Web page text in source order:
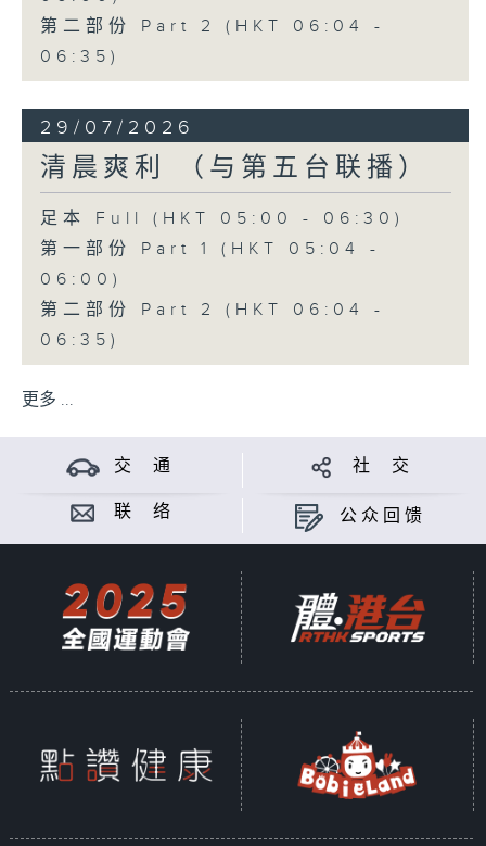
第二部份 Part 2 (HKT 06:04 -
06:35)
29/07/2026
清晨爽利 （与第五台联播）
足本 Full (HKT 05:00 - 06:30)
第一部份 Part 1 (HKT 05:04 -
06:00)
第二部份 Part 2 (HKT 06:04 -
06:35)
更多 ...
交 通 社 交
联 络 公众回馈